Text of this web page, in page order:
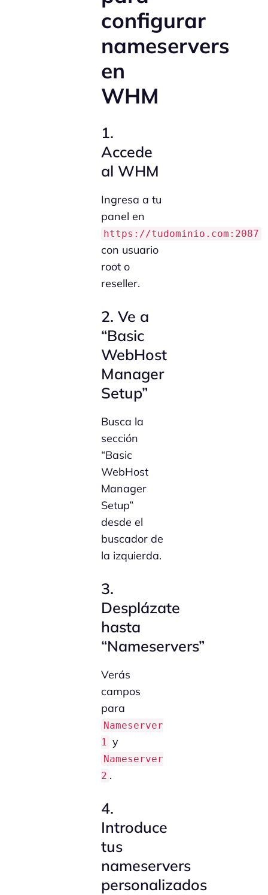
configurar
nameservers
en
WHM
1.
Accede
al WHM
Ingresa a tu
panel en
https://tudominio.com:2087
con usuario
root o
reseller.
2. Ve a
“Basic
WebHost
Manager
Setup”
Busca la
sección
“Basic
WebHost
Manager
Setup”
desde el
buscador de
la izquierda.
3.
Desplázate
hasta
“Nameservers”
Verás
campos
para
Nameserver
1 y
Nameserver
2 .
4.
Introduce
tus
nameservers
personalizados